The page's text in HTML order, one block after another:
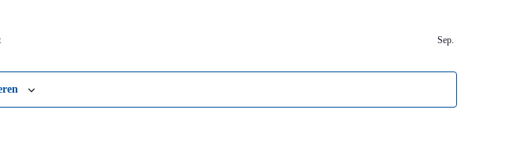
Sep.